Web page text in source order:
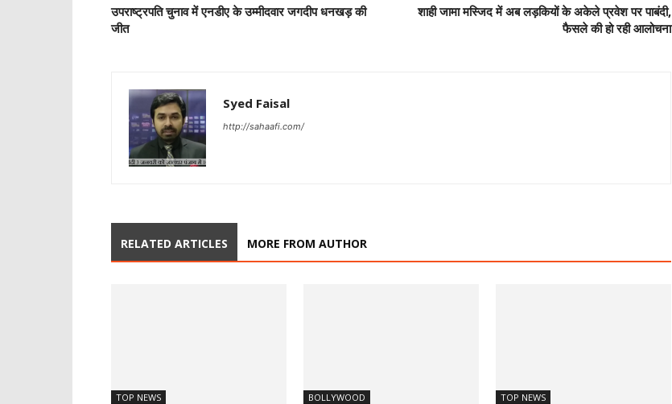
उपराष्ट्रपति चुनाव में एनडीए के उम्मीदवार जगदीप धनखड़ की
जीत
शाही जामा मस्जिद में अब लड़कियों के अकेले प्रवेश पर पाबंदी,
फैसले की हो रही आलोचना
Syed Faisal
http://sahaafi.com/
RELATED ARTICLES MORE FROM AUTHOR
TOP NEWS BOLLYWOOD TOP NEWS